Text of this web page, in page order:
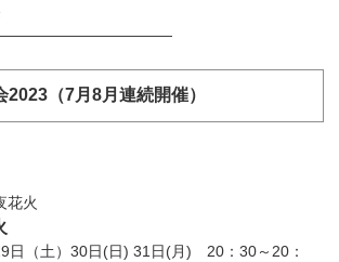
（7月8月連続開催）
花火
日（土）30日(日) 31日(月) 20：30～20：